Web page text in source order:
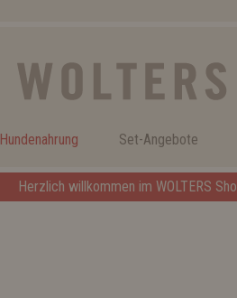
Hundenahrung Set-Angebote
Herzlich willkommen im WOLTERS